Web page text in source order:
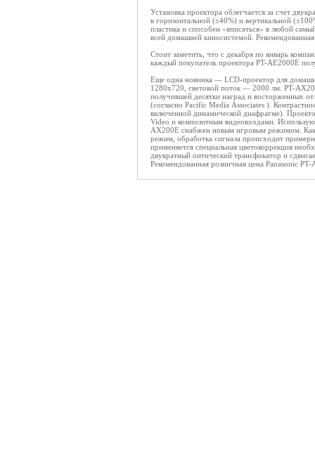
Установка проектора облегчается за счет
в горизонтальной (±40%) и вертикальной
пластика и способен «вписаться» в любой
всей домашней киносистемой.
Стоит заметить, что с декабря по январь
каждый покупатель проектора PT-AE2000E
Еще одна новинка — LCD-проектор для
1280х720, световой поток — 2000 лм. PT-
получившей десятки наград и восторженных
(согласно Pacific Media Associates ).
включенной динамической диафрагме).
Video и композитным видеовходами.
AX200E снабжен новым игровым режимом. Как
режим, обработка сигнала происходит
применяется специальная цветокоррекция
двукратный оптический трансфокатор и
Рекомендованная розничная цена Panasonic